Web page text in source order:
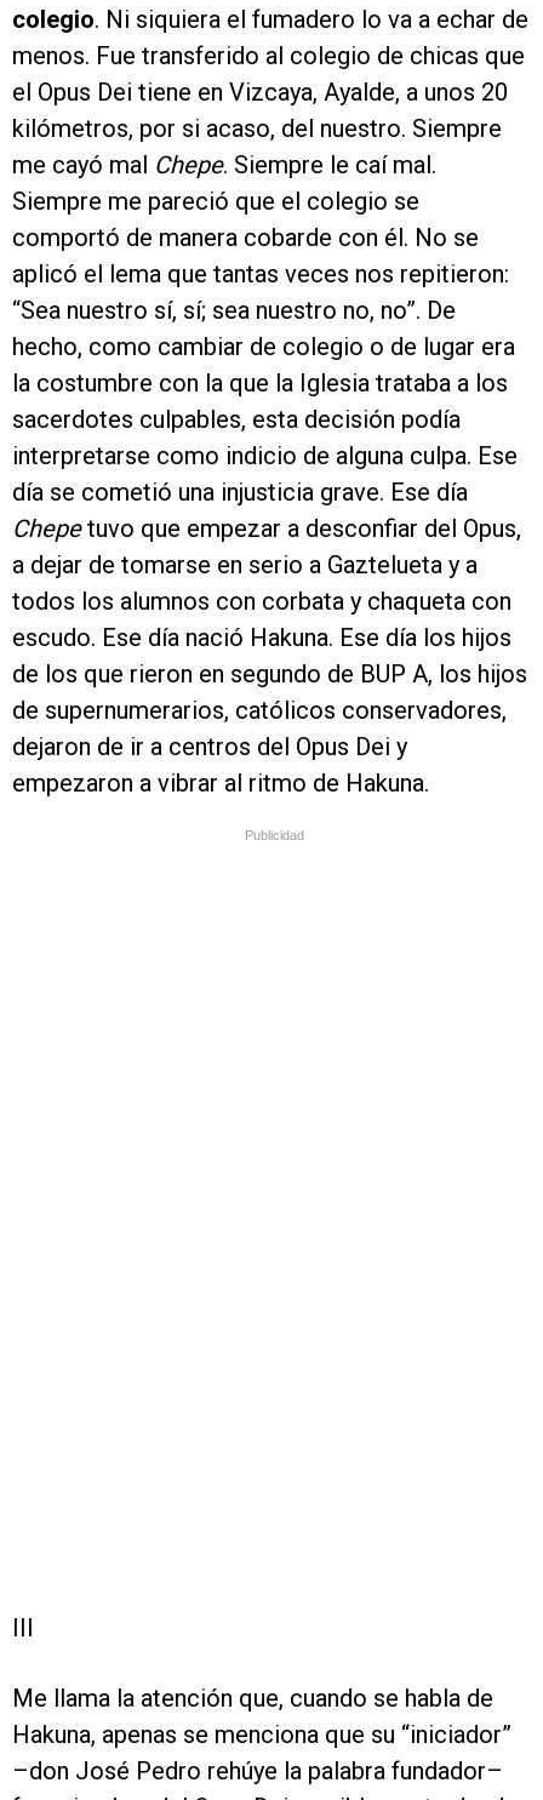
colegio. Ni siquiera el fumadero lo va a echar de
menos. Fue transferido al colegio de chicas que
el Opus Dei tiene en Vizcaya, Ayalde, a unos 20
kilómetros, por si acaso, del nuestro. Siempre
me cayó mal Chepe. Siempre le caí mal.
Siempre me pareció que el colegio se
comportó de manera cobarde con él. No se
aplicó el lema que tantas veces nos repitieron:
“Sea nuestro sí, sí; sea nuestro no, no”. De
hecho, como cambiar de colegio o de lugar era
la costumbre con la que la Iglesia trataba a los
sacerdotes culpables, esta decisión podía
interpretarse como indicio de alguna culpa. Ese
día se cometió una injusticia grave. Ese día
Chepetuvo que empezar a desconfiar del Opus,
a dejar de tomarse en serio a Gaztelueta y a
todos los alumnos con corbata y chaqueta con
escudo. Ese día nació Hakuna. Ese día los hijos
de los que rieron en segundo de BUP A, los hijos
de supernumerarios, católicos conservadores,
dejaron de ir a centros del Opus Dei y
empezaron a vibrar al ritmo de Hakuna.
Publicidad
III
Me llama la atención que, cuando se habla de
Hakuna, apenas se menciona que su “iniciador”
–don José Pedro rehúye la palabra fundador–